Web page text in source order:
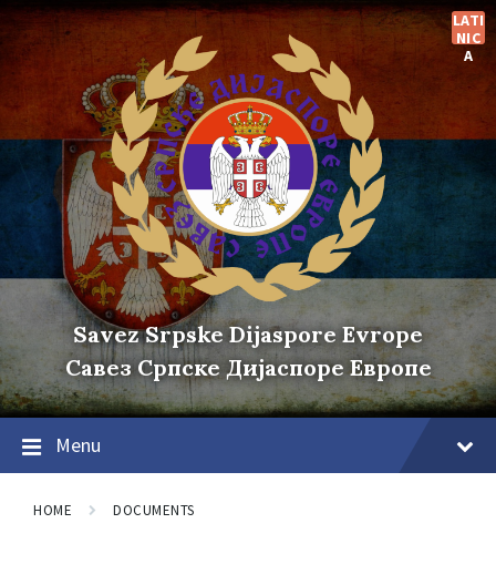
Skip
to
content
Skip
to
main
navigation
Skip
to
footer
LATI
NIC
A
Savez Srpske Dijaspore Evrope
Савез Српске Дијаспоре Европе
Menu
HOME DOCUMENTS